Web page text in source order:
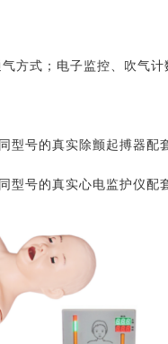
方式；电子监控、吹气
号的真实除颤起搏器配
号的真实心电监护仪配